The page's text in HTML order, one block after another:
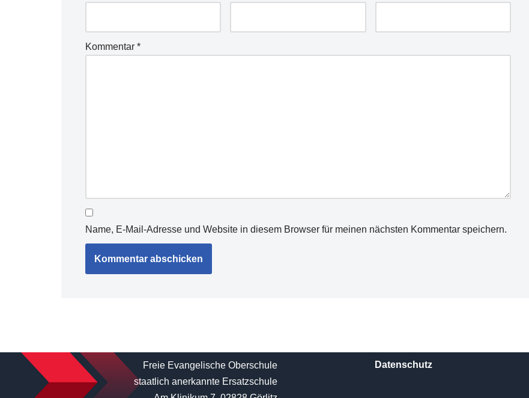
Kommentar *
Name, E-Mail-Adresse und Website in diesem Browser für meinen nächsten Kommentar speichern.
Freie Evangelische Oberschule
staatlich anerkannte Ersatzschule
Datenschutz